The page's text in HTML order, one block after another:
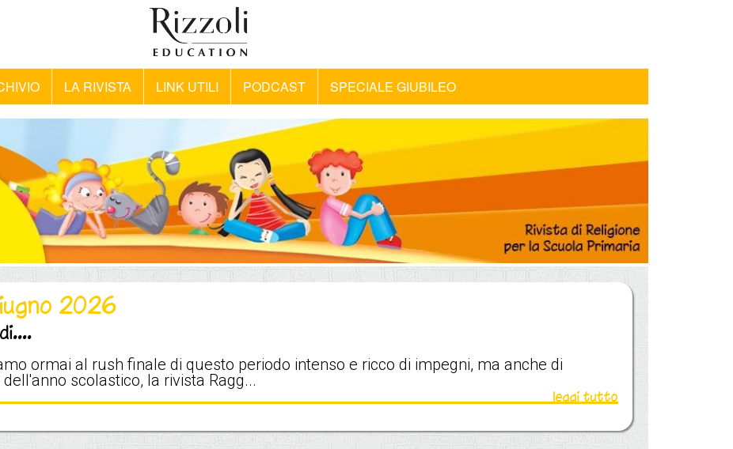
LA RIVISTA LINK UTILI PODCAST SPECIALE GIUBILEO
2026
ormai al rush finale di questo periodo intenso e ricco di impegni, ma anche di
scolastico, la rivista Ragg...
leggi tutto